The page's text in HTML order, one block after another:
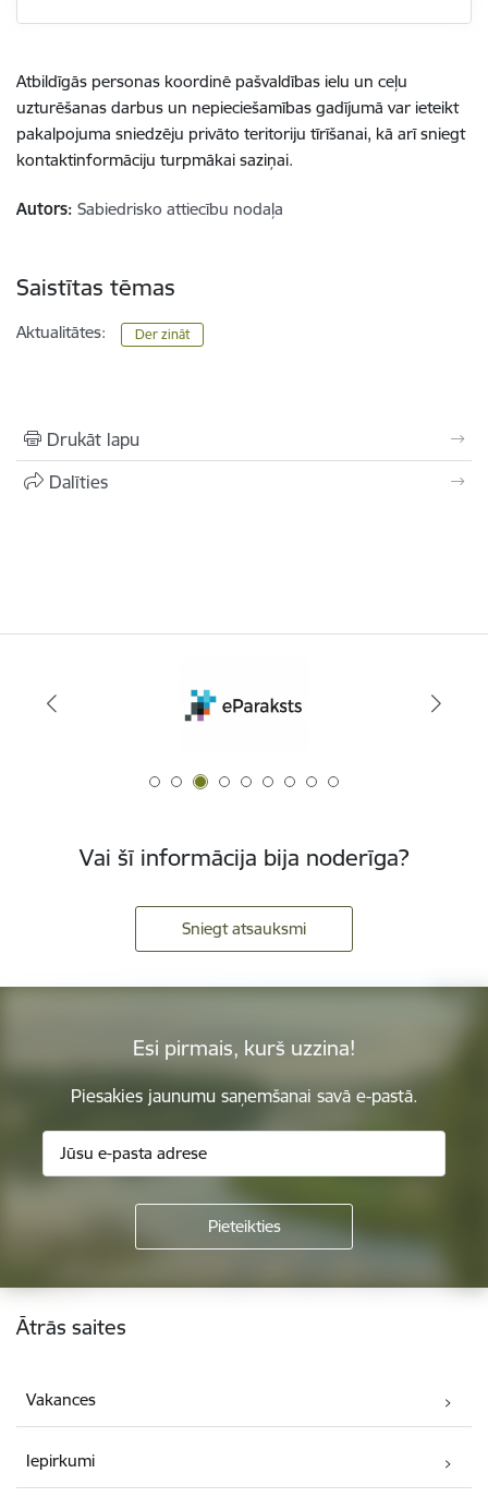
Atbildīgās personas koordinē pašvaldības ielu un ceļu
uzturēšanas darbus un nepieciešamības gadījumā var ieteikt
pakalpojuma sniedzēju privāto teritoriju tīrīšanai, kā arī sniegt
kontaktinformāciju turpmākai saziņai.
Autors: Sabiedrisko attiecību nodaļa
Saistītas tēmas
Aktualitātes: Der zināt
Drukāt lapu
Dalīties
Vai šī informācija bija noderīga?
Sniegt atsauksmi
Esi pirmais, kurš uzzina!
Piesakies jaunumu saņemšanai savā e-pastā.
Kājene
Ātrās saites
Vakances
Iepirkumi